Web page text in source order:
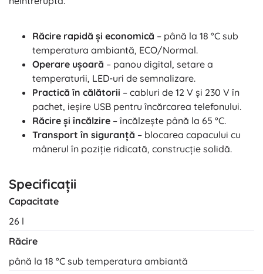
Răcire rapidă și economică – până la 18 °C sub
temperatura ambiantă, ECO/Normal.
Operare ușoară – panou digital, setare a
temperaturii, LED-uri de semnalizare.
Practică în călătorii – cabluri de 12 V și 230 V în
pachet, ieșire USB pentru încărcarea telefonului.
Răcire și încălzire – încălzește până la 65 °C.
Transport în siguranță – blocarea capacului cu
mânerul în poziție ridicată, construcție solidă.
Specificații
Capacitate
26 l
Răcire
până la 18 °C sub temperatura ambiantă